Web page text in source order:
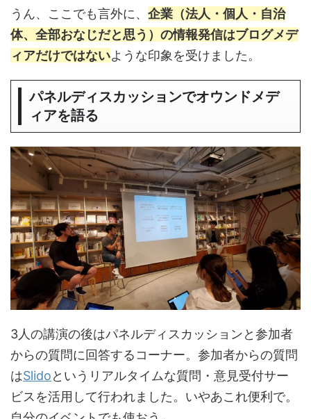
うん、ここでも言外に、 企業（法人・個人・自治
体、全部おなじだと思う）の情報発信はブログメデ
ィアだけではないような印象を受けました。
パネルディスカッションでオウンドメデ
ィアを語る
3人の講演の後はパネルディスカッションと参加者
からの質問に回答するコーナー。参加者からの質問
はSlidoというリアルタイムな質問・意見受付サー
ビスを活用して行われました。いやあこれ便利で。